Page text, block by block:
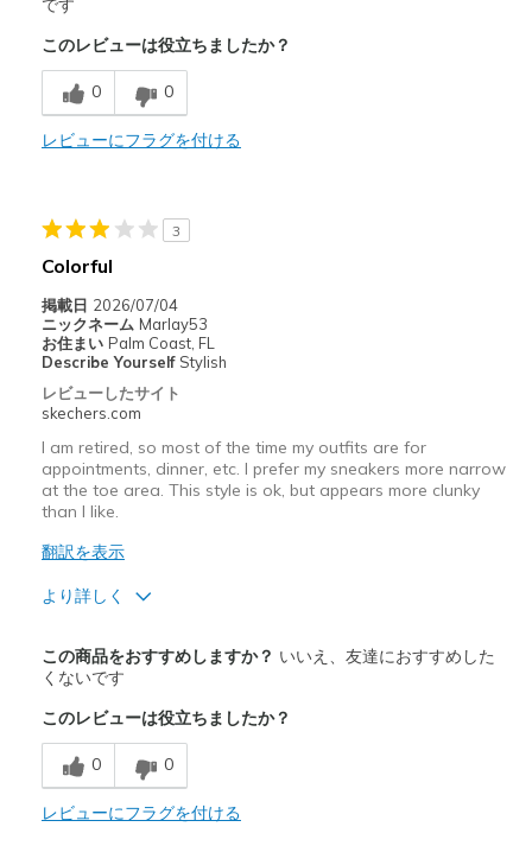
Comfortable
以下に最適
Gym
Sizing
Feels true to size
View On Shoes
I'm Really Into Shoes
です
このレビューは役立ちましたか？
0 0
レビューにフラグを付ける
3
Colorful
掲載日 2026/07/04
ニックネーム Marlay53
お住まい Palm Coast, FL
Describe Yourself Stylish
レビューしたサイト
skechers.com
I am retired, so most of the time my outfits are for
appointments, dinner, etc. I prefer my sneakers more narrow
at the toe area. This style is ok, but appears more clunky
than I like.
翻訳を表示
より詳しく
Comfortable
以下に最適
Casual Wear
Width
Feels too wide
この商品をおすすめしますか？ いいえ、友達におすすめした
くないです
このレビューは役立ちましたか？
0 0
レビューにフラグを付ける